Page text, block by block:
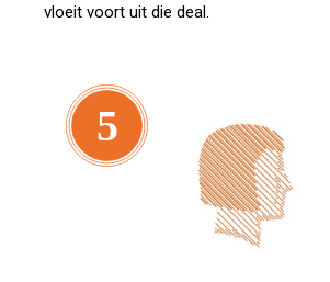
vloeit voort uit die deal.
5